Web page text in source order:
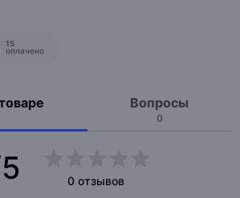
15
оплачено
Вопросы
0
0 отзывов